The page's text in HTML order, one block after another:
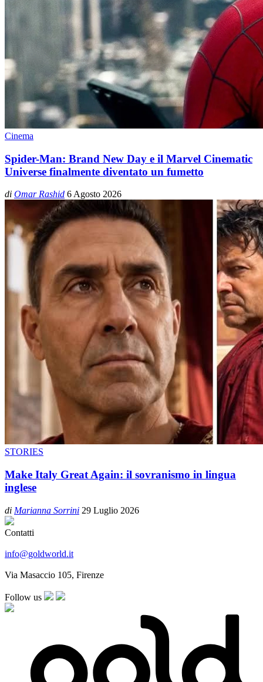
Cinema
Spider-Man: Brand New Day e il Marvel Cinematic
Universe finalmente diventato un fumetto
di Omar Rashid 6 Agosto 2026
STORIES
Make Italy Great Again: il sovranismo in lingua
inglese
di Marianna Sorrini 29 Luglio 2026
Contatti
info@goldworld.it
Via Masaccio 105, Firenze
Follow us